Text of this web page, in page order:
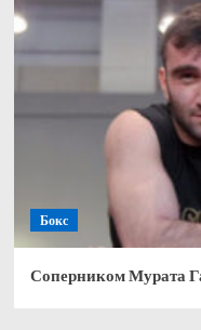
Бокс
Соперником Мурата